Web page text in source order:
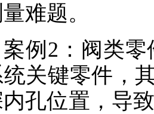
难题。
案例2：阀类
统关键零件，
孔位置，导